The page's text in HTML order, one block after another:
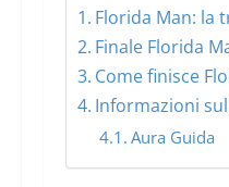
Florida Man: la
Finale Florida
Come finisce
Informazioni
Aura Guida